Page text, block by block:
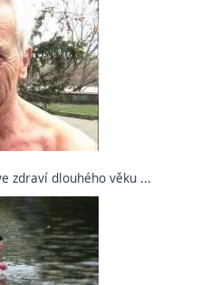
zdraví dlouhého věku ...